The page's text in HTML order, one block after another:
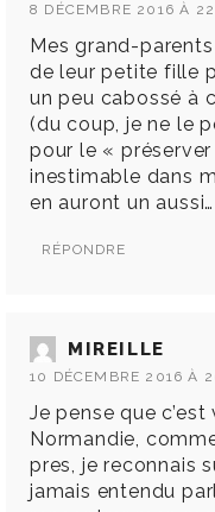
8 DÉCEMBRE 2016 À
Mes grand-
de leur petite fille
un peu cabossé à
(du coup, je ne le
pour le «
inestimable dans
en auront un aussi…
RÉPONDRE
MIREILLE
10 DÉCEMBRE 2016 À
Je pense que
Normandie,
pres, je reconnais
jamais entendu